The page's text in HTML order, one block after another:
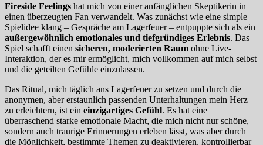
Fireside Feelings hat mich von einer anfänglichen Skeptikerin in
einen überzeugten Fan verwandelt. Was zunächst wie eine simple
Spielidee klang – Gespräche am Lagerfeuer – entpuppte sich als ein
außergewöhnlich emotionales und tiefgründiges Erlebnis. Das
Spiel schafft einen sicheren, moderierten Raum ohne Live-
Interaktion, der es mir ermöglicht, mich vollkommen auf mich selbst
und die geteilten Gefühle einzulassen.
Das Ritual, mich täglich ans Lagerfeuer zu setzen und durch die
anonymen, aber erstaunlich passenden Unterhaltungen mein Herz
zu erleichtern, ist ein einzigartiges Gefühl. Es hat eine
überraschend starke emotionale Macht, die mich nicht nur schöne,
sondern auch traurige Erinnerungen erleben lässt, was aber durch
die Möglichkeit, bestimmte Themen zu deaktivieren, kontrollierbar